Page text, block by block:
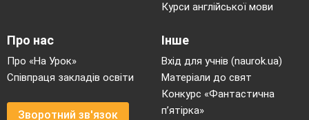
Курси англійської мови
Про нас
Про «На Урок»
Співпраця закладів освіти
Зворотний зв'язок
Інше
Вхід для учнів (naurok.ua)
Матеріали до свят
Конкурс «Фантастична
п’ятірка»